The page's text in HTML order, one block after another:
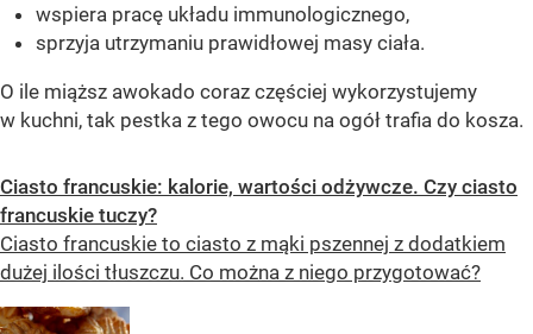
wspiera pracę układu immunologicznego,
sprzyja utrzymaniu prawidłowej masy ciała.
O ile miąższ awokado coraz częściej wykorzystujemy
w kuchni, tak pestka z tego owocu na ogół trafia do kosza.
Ciasto francuskie: kalorie, wartości odżywcze. Czy ciasto
francuskie tuczy?
Ciasto francuskie to ciasto z mąki pszennej z dodatkiem
dużej ilości tłuszczu. Co można z niego przygotować?